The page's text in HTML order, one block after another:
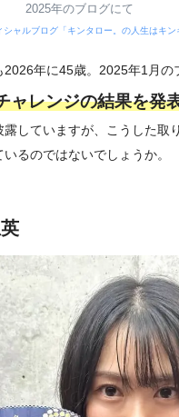
2025年のブログにて
シャルブログ「キンタロー。の人生はキン
年に45歳。2025年1月の
ャレンジの結果を発
していますが、こうした取
るのではないでしょうか。